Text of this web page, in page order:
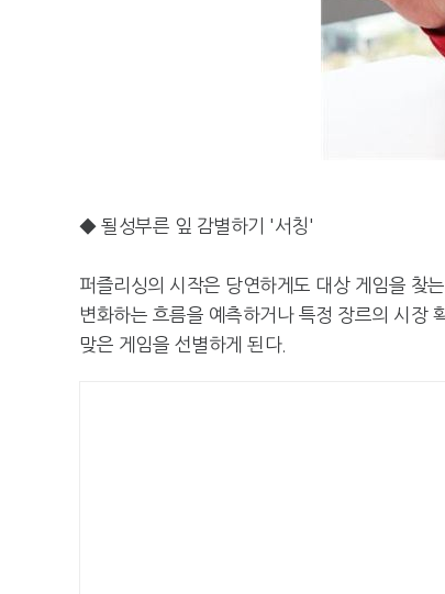
◆ 될성부른 잎 감별하기 '서칭'
퍼즐리싱의 시작은 당연하게도 대상 게임을 찾
변화하는 흐름을 예측하거나 특정 장르의 시장
맞은 게임을 선별하게 된다.